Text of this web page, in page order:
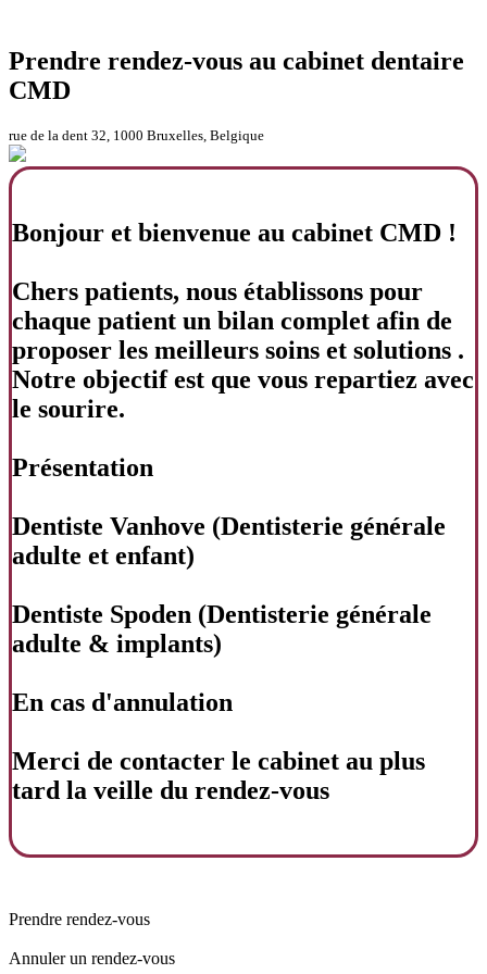
Prendre rendez-vous au cabinet dentaire
CMD
rue de la dent 32, 1000 Bruxelles, Belgique
Bonjour et bienvenue au cabinet CMD !
Chers patients, nous établissons pour
chaque patient un bilan complet afin de
proposer les meilleurs soins et solutions .
Notre objectif est que vous repartiez avec
le sourire.
Présentation
Dentiste Vanhove (Dentisterie générale
adulte et enfant)
Dentiste Spoden (Dentisterie générale
adulte & implants)
En cas d'annulation
Merci de contacter le cabinet au plus
tard la veille du rendez-vous
Prendre rendez-vous
Annuler un rendez-vous